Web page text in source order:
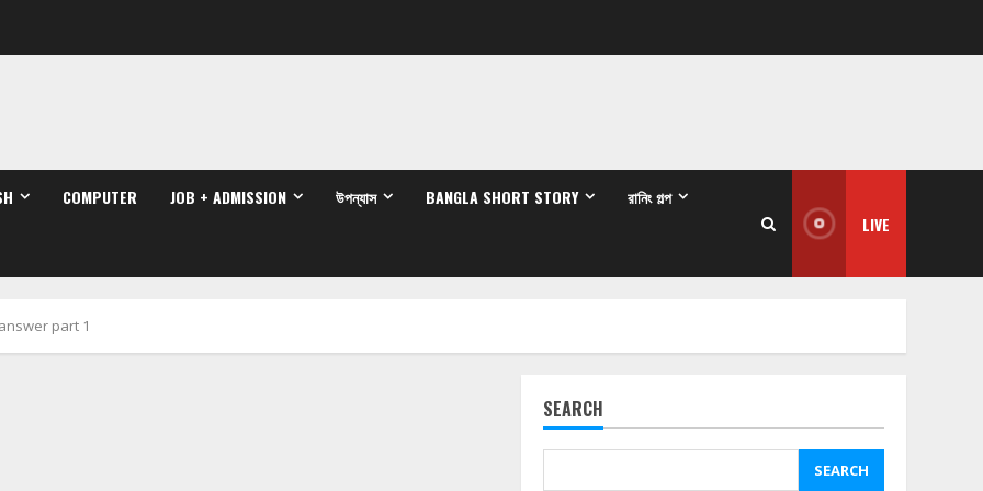
COMPUTER JOB + ADMISSION উপন্যাস BANGLA SHORT STORY রানিং গল্প
LIVE
part 1
SEARCH
SEARCH